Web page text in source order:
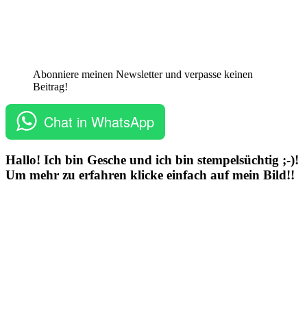
Abonniere meinen Newsletter und verpasse keinen
Beitrag!
Chat in WhatsApp
Hallo! Ich bin Gesche und ich bin stempelsüchtig ;-)!
Um mehr zu erfahren klicke einfach auf mein Bild!!